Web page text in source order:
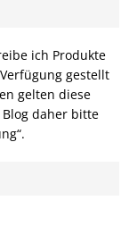
ich Produkte
gestellt
gelten diese
daher bitte